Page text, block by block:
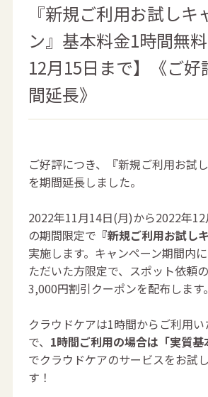
『新規ご利用お試しキ
ン』基本料金1時間無
12月15日まで】《ご好
間延長》
ご好評につき、『新規ご利用お試
を期間延長しました。
2022年11月14日(月)から2022年
の期間限定で 『新規ご利用お試し
実施します。キャンペーン期間内
ただいた方限定で、スポット依頼
3,000円割引クーポンを配布します。
クラウドケアは1時間からご利用
で、 1時間ご利用の場合は「実質基
でクラウドケアのサービスをお試
す！